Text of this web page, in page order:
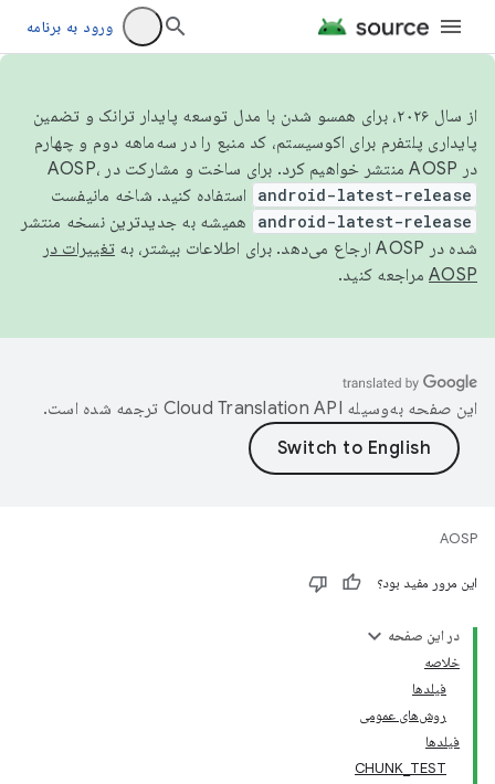
ورود به برنامه
از سال ۲۰۲۶، برای همسو شدن با مدل توسعه پایدار ترانک و تضمین
پایداری پلتفرم برای اکوسیستم، کد منبع را در سه‌ماهه دوم و چهارم
در AOSP منتشر خواهیم کرد. برای ساخت و مشارکت در AOSP،
android-latest-release استفاده کنید. شاخه مانیفست
android-latest-release
همیشه به جدیدترین نسخه منتشر
شده در AOSP ارجاع می‌دهد. برای اطلاعات بیشتر، به
تغییرات در
AOSP مراجعه کنید.
این صفحه به‌وسیله ترجمه شده است.
AOSP
این مرور مفید بود؟
در این صفحه
خلاصه
فیلدها
روش‌های عمومی
فیلدها
CHUNK TEST